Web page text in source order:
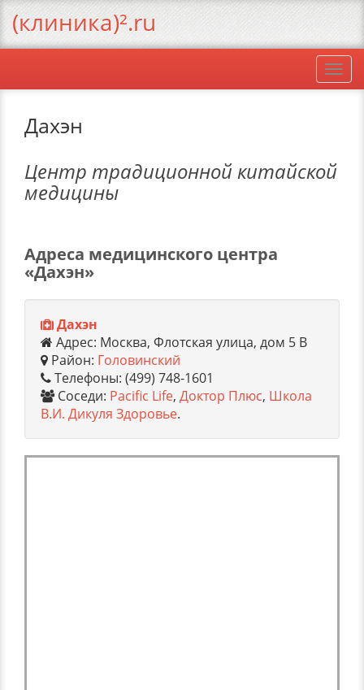
Дахэн
Центр традиционной китайской
медицины
Адреса медицинского центра
«Дахэн»
Дахэн
Адрес: Москва, Флотская улица, дом 5 В
Район: Головинский
Телефоны: (499) 748-1601
Соседи: Pacific Life, Доктор Плюс, Школа
В.И. Дикуля Здоровье.
(клиника)².ru